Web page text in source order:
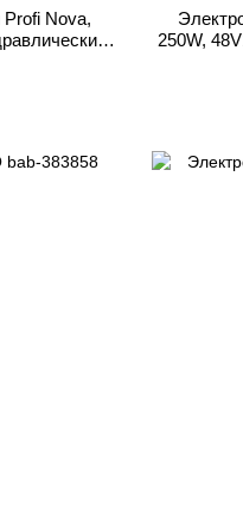
Profi Nova,
250W,